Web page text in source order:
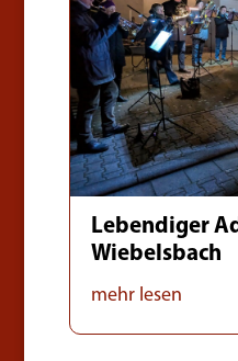
Lebendiger
Wiebelsbach
mehr lesen